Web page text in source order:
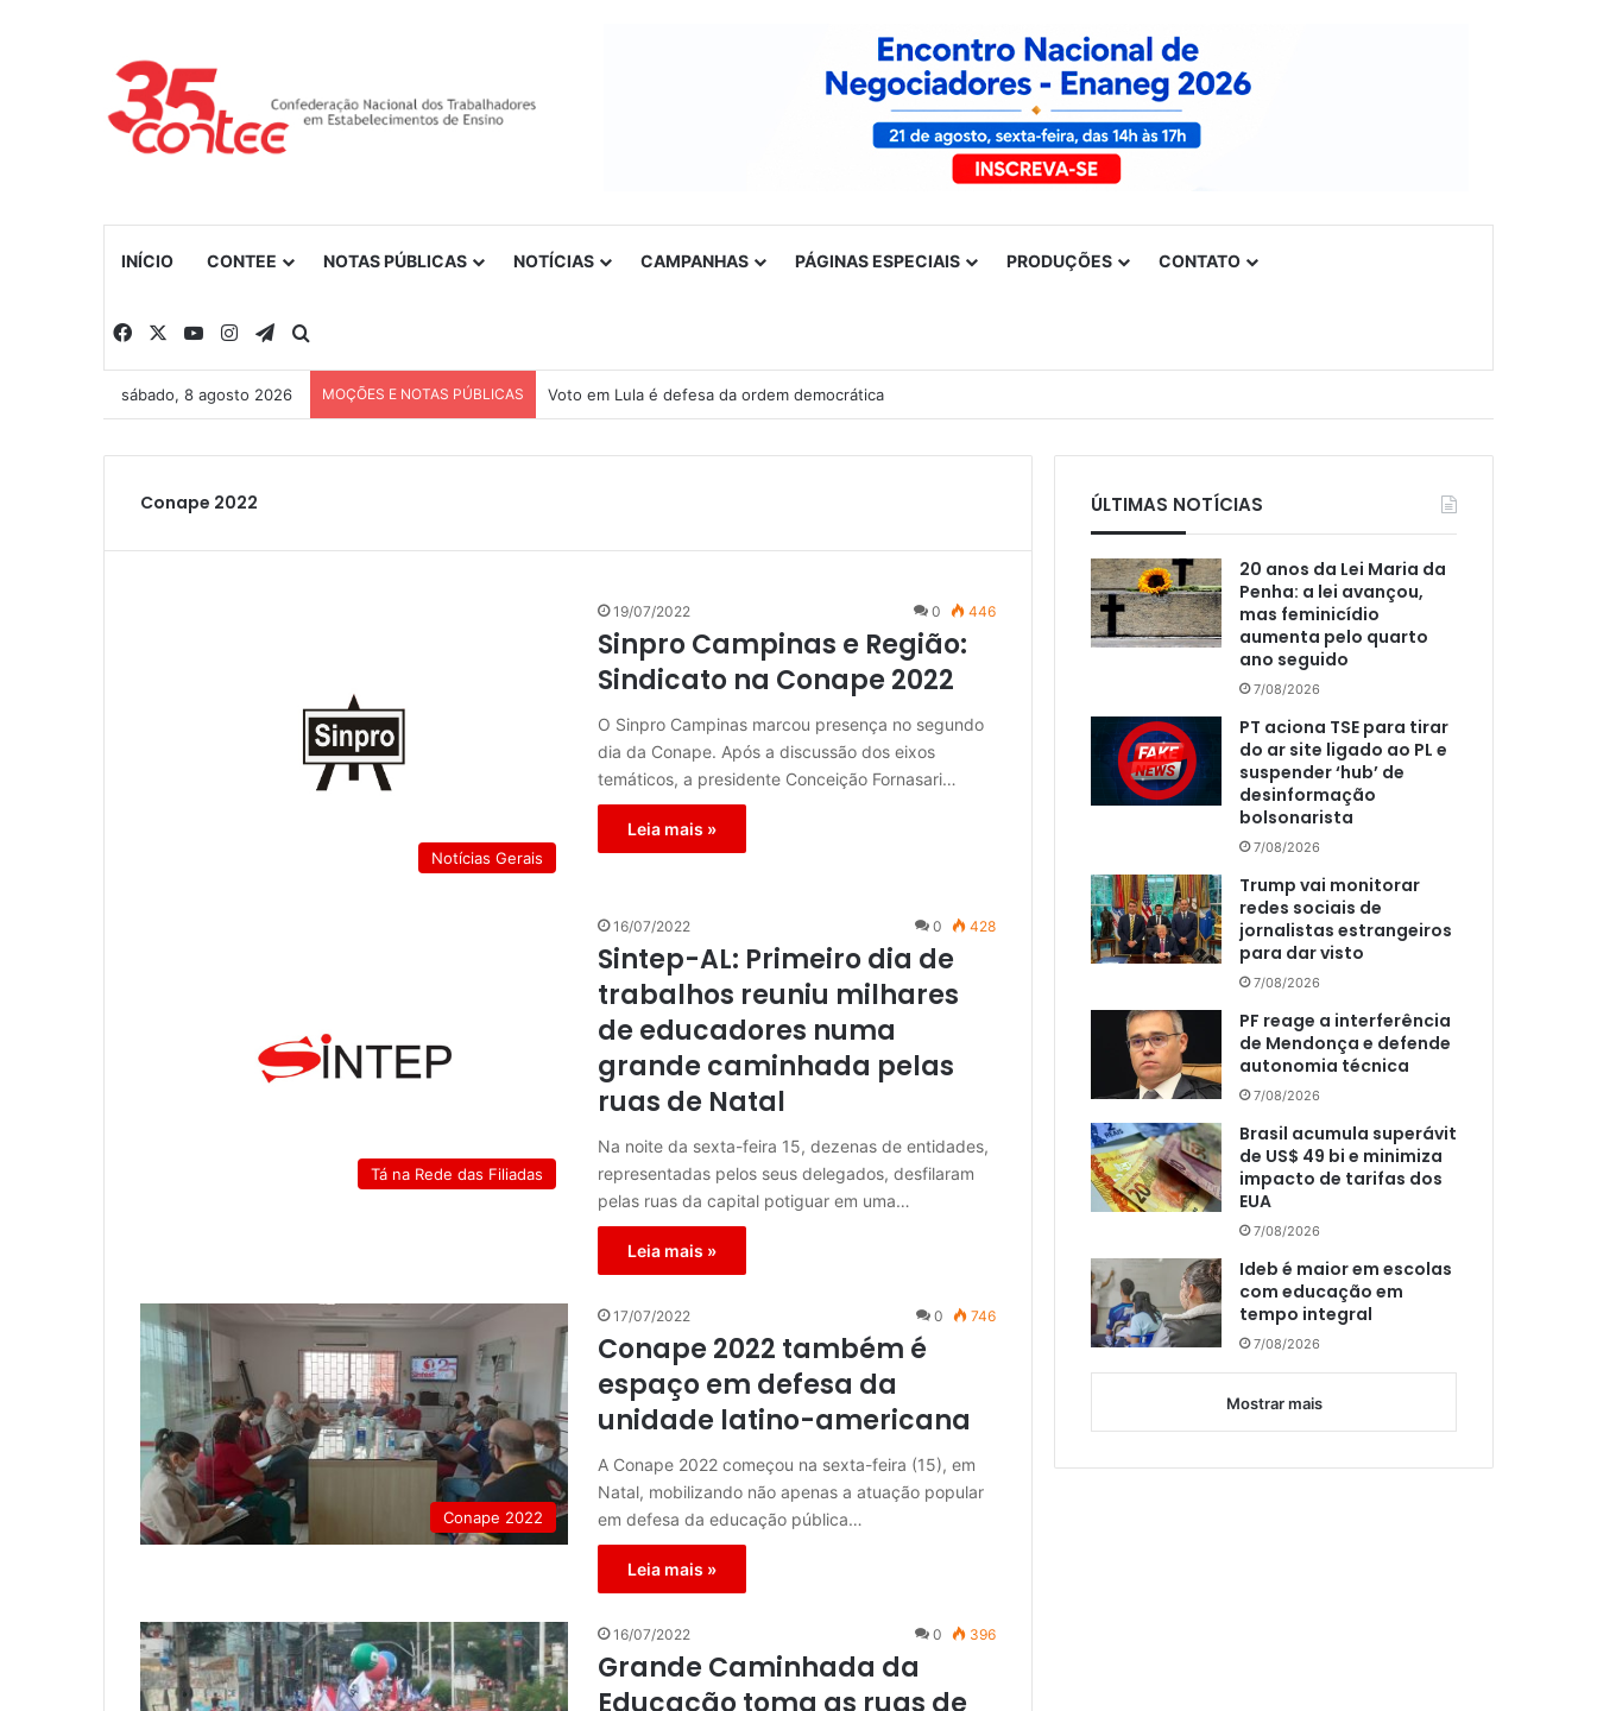
INÍCIO CONTEE NOTAS PÚBLICAS NOTÍCIAS CAMPANHAS PÁGINAS ESPECIAIS PRODUÇÕES CONTATO
Facebook YouTubeInstagramTelegram
sábado, 8 agosto 2026 MOÇÕES E NOTAS PÚBLICAS Voto em Lula é defesa da ordem democrática
Conape 2022
Notícias Gerais
19/07/2022 0 446
Sinpro Campinas e Região:
Sindicato na Conape 2022
O Sinpro Campinas marcou presença no segundo
dia da Conape. Após a discussão dos eixos
temáticos, a presidente Conceição Fornasari…
Leia mais »
Tá na Rede das Filiadas
16/07/2022 0 428
Sintep-AL: Primeiro dia de
trabalhos reuniu milhares
de educadores numa
grande caminhada pelas
ruas de Natal
Na noite da sexta-feira 15, dezenas de entidades,
representadas pelos seus delegados, desfilaram
pelas ruas da capital potiguar em uma…
Leia mais »
Conape 2022
17/07/2022 0 746
Conape 2022 também é
espaço em defesa da
unidade latino-americana
A Conape 2022 começou na sexta-feira (15), em
Natal, mobilizando não apenas a atuação popular
em defesa da educação pública…
Leia mais »
16/07/2022 0 396
Grande Caminhada da
ÚLTIMAS NOTÍCIAS
20 anos da Lei Maria da
Penha: a lei avançou,
mas feminicídio
aumenta pelo quarto
ano seguido
7/08/2026
PT aciona TSE para tirar
do ar site ligado ao PL e
suspender ‘hub’ de
desinformação
bolsonarista
7/08/2026
Trump vai monitorar
redes sociais de
jornalistas estrangeiros
para dar visto
7/08/2026
PF reage a interferência
de Mendonça e defende
autonomia técnica
7/08/2026
Brasil acumula superávit
de US$ 49 bi e minimiza
impacto de tarifas dos
EUA
7/08/2026
Ideb é maior em escolas
com educação em
tempo integral
7/08/2026
Mostrar mais